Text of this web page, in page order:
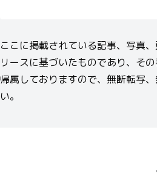
ここに掲載されている記事、写真
リースに基づいたものであり、そ
帰属しておりますので、無断転写
い。